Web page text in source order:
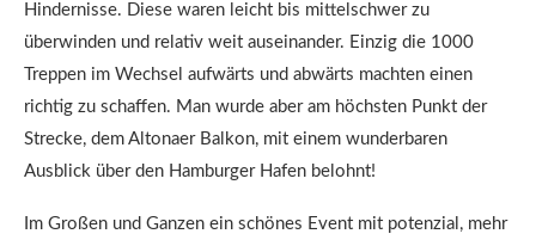
Hindernisse. Diese waren leicht bis mittelschwer zu
überwinden und relativ weit auseinander. Einzig die 1000
Treppen im Wechsel aufwärts und abwärts machten einen
richtig zu schaffen. Man wurde aber am höchsten Punkt der
Strecke, dem Altonaer Balkon, mit einem wunderbaren
Ausblick über den Hamburger Hafen belohnt!
Im Großen und Ganzen ein schönes Event mit potenzial, mehr